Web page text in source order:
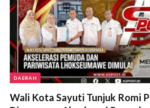
DAERAH
Wali Kota Sayuti Tunjuk Romi